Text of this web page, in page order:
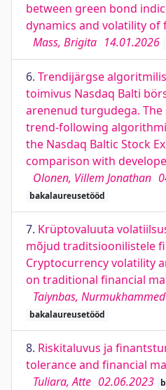
between green bond
dynamics and volatility of
Mass, Brigita 14.01.2026
6. Trendijärgse
toimivus Nasdaq Balti
arenenud turgudega.
trend-following
the Nasdaq Baltic Stock
comparison with
Olonen, Villem Jonathan
bakalaureusetööd
7. Krüptovaluuta
mõjud traditsioonilistele
Cryptocurrency volatility
on traditional financial
Taiynbas, Nurmukhammed
bakalaureusetööd
8. Riskitaluvus ja
tolerance and financial
Tuliara, Atte 02.06.2023